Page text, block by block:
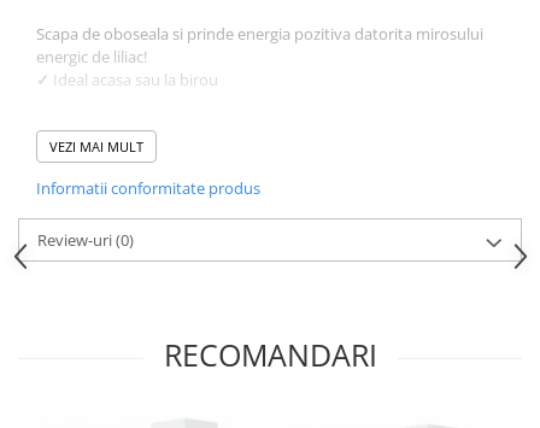
Scapa de oboseala si prinde energia pozitiva datorita mirosului
energic de liliac!
✓ Ideal acasa sau la birou
Persistenta mirosului poate dura pana la 24 ore.
din aria sa de acoperire.
VEZI MAI MULT
Informatii conformitate produs
Review-uri(0)
RECOMANDARI